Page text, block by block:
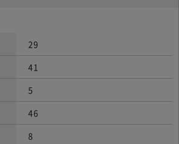
29
41
5
46
8